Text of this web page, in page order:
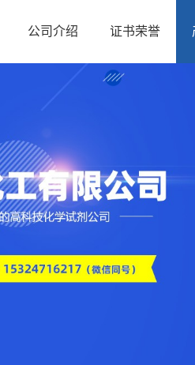
公司介绍 证书荣誉